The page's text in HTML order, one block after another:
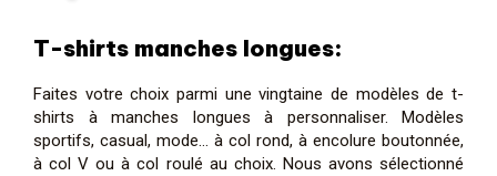
T-shirts manches longues:
Faites votre choix parmi une vingtaine de modèles de t-
shirts à manches longues à personnaliser. Modèles
sportifs, casual, mode… à col rond, à encolure boutonnée,
à col V ou à col roulé au choix. Nous avons sélectionné